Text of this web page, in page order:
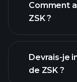
Comment
ZSK ?
Devrais-je
de ZSK ?